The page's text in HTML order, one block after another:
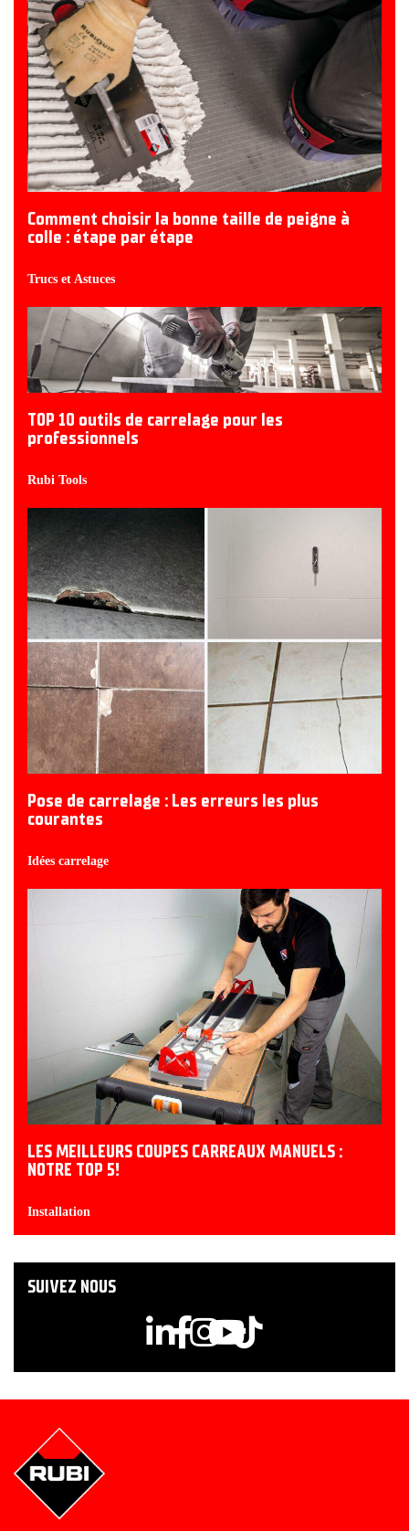
Comment choisir la bonne taille de peigne à
colle : étape par étape
Trucs et Astuces
TOP 10 outils de carrelage pour les
professionnels
Rubi Tools
Pose de carrelage : Les erreurs les plus
courantes
Idées carrelage
LES MEILLEURS COUPES CARREAUX MANUELS :
NOTRE TOP 5!
Installation
SUIVEZ NOUS